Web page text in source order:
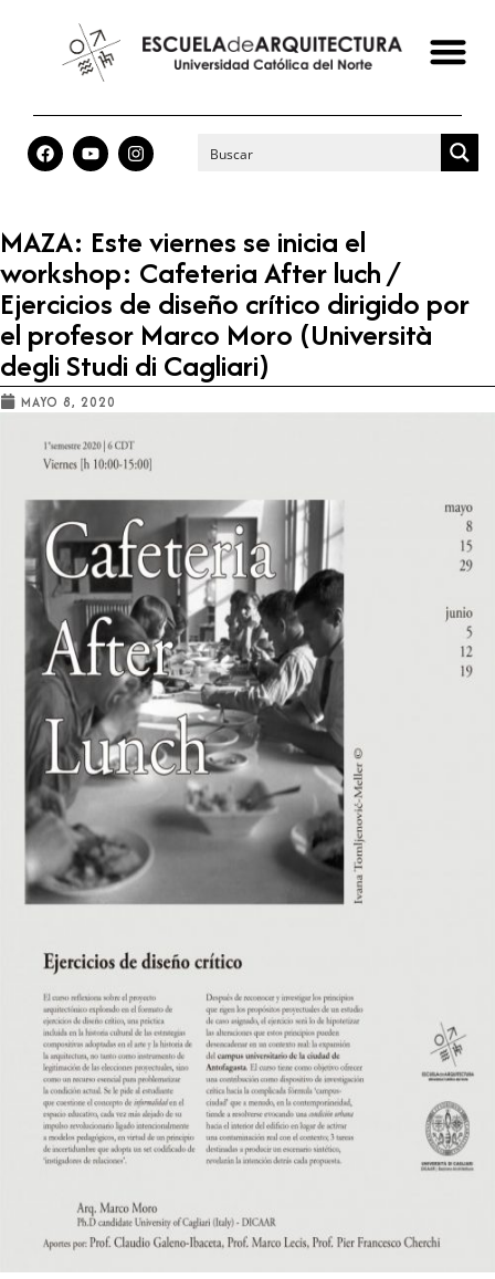
MAZA: Este viernes se inicia el
workshop: Cafeteria After luch /
Ejercicios de diseño crítico dirigido por
el profesor Marco Moro (Università
degli Studi di Cagliari)
MAYO 8, 2020